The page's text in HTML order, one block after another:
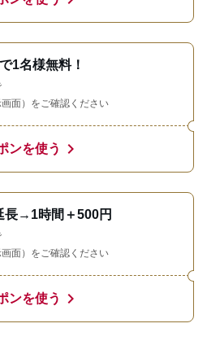
1名様無料！
面）をご確認ください
ンを使う chevron_right
長→1時間＋500円
面）をご確認ください
ンを使う chevron_right